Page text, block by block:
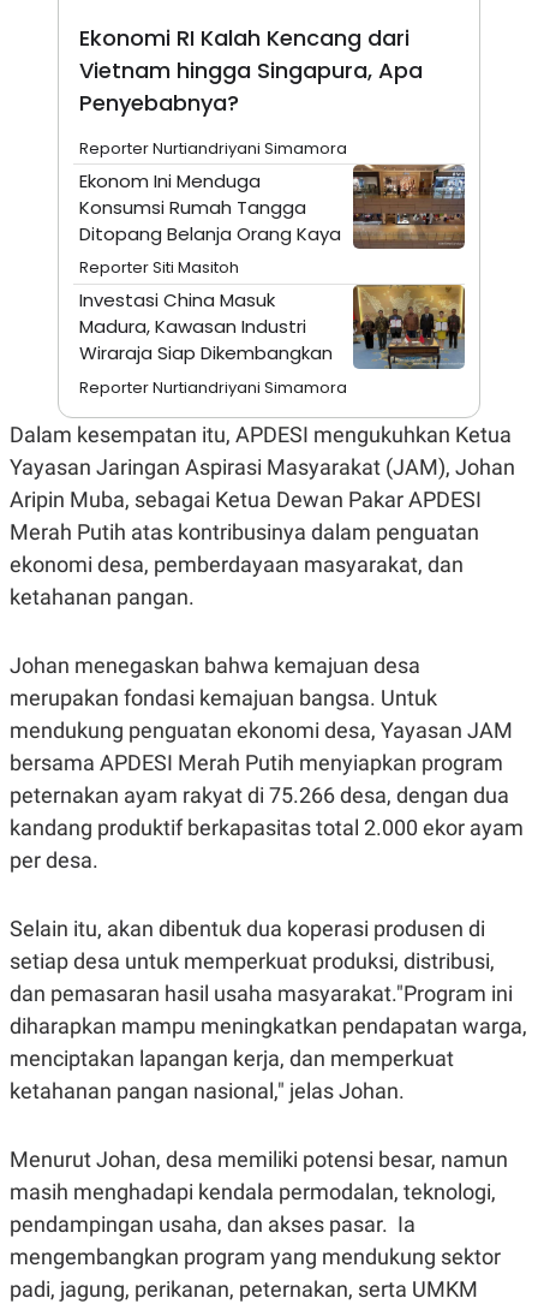
KANAL
P
U
S
A
D
A
I
M
A
G
S
K
O
N
A
N
T
V
L
I
P
U
S
O
N
T
A
A
C
A
M
R
E
S
S
E
L
E
E
I
D
A
N
I
N
Ekonomi RI Kalah Kencang dari
Vietnam hingga Singapura, Apa
Penyebabnya?
Reporter Nurtiandriyani Simamora
Ekonom Ini Menduga
Konsumsi Rumah Tangga
Ditopang Belanja Orang Kaya
Reporter Siti Masitoh
Investasi China Masuk
Madura, Kawasan Industri
Wiraraja Siap Dikembangkan
Reporter Nurtiandriyani Simamora
Dalam kesempatan itu, APDESI mengukuhkan Ketua
Yayasan Jaringan Aspirasi Masyarakat (JAM), Johan
Aripin Muba, sebagai Ketua Dewan Pakar APDESI
Merah Putih atas kontribusinya dalam penguatan
ekonomi desa, pemberdayaan masyarakat, dan
ketahanan pangan.
Johan menegaskan bahwa kemajuan desa
merupakan fondasi kemajuan bangsa. Untuk
mendukung penguatan ekonomi desa, Yayasan JAM
bersama APDESI Merah Putih menyiapkan program
peternakan ayam rakyat di 75.266 desa, dengan dua
kandang produktif berkapasitas total 2.000 ekor ayam
per desa.
Selain itu, akan dibentuk dua koperasi produsen di
setiap desa untuk memperkuat produksi, distribusi,
dan pemasaran hasil usaha masyarakat."Program ini
diharapkan mampu meningkatkan pendapatan warga,
menciptakan lapangan kerja, dan memperkuat
ketahanan pangan nasional," jelas Johan.
Menurut Johan, desa memiliki potensi besar, namun
masih menghadapi kendala permodalan, teknologi,
pendampingan usaha, dan akses pasar. Ia
mengembangkan program yang mendukung sektor
padi, jagung, perikanan, peternakan, serta UMKM